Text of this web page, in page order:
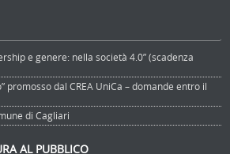
e genere: nella società 4.0” (scadenza
promosso dal CREA UniCa – domande entro il
di Cagliari
AL PUBBLICO